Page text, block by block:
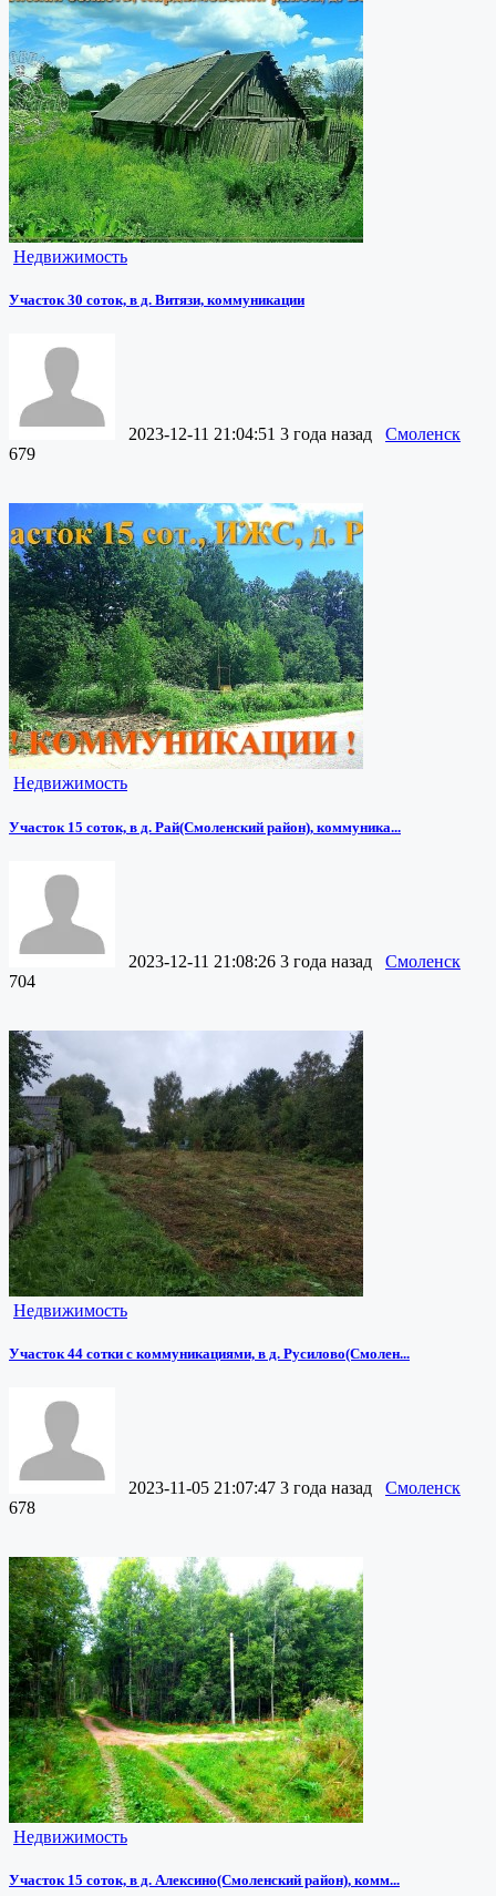
Недвижимость
Участок 30 соток, в д. Витязи, коммуникации
2023-12-11 21:04:51 3 года назад
Смоленск
679
Недвижимость
Участок 15 соток, в д. Рай(Смоленский район), коммуника...
2023-12-11 21:08:26 3 года назад
Смоленск
704
Недвижимость
Участок 44 сотки с коммуникациями, в д. Русилово(Смолен...
2023-11-05 21:07:47 3 года назад
Смоленск
678
Недвижимость
Участок 15 соток, в д. Алексино(Смоленский район), комм...